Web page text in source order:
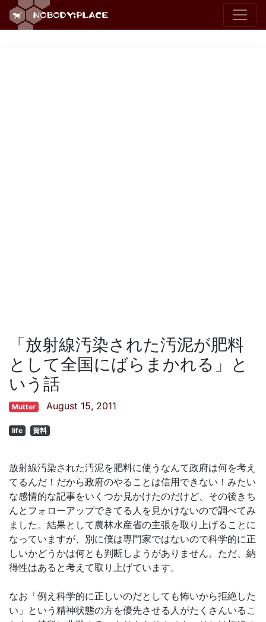
「放射線汚染された汚泥が肥料
として全国にばらまかれる」と
いう話
Mutter August 15, 2011
life 資料
放射線汚染された汚泥を肥料に使うなんて政府は何を考え
てるんだ！だから政府のやることは信用できない！みたい
な感情的な記事をいくつか見かけたのだけど、その後きち
んとフォローアップできてる人を見かけないので調べてみ
ました。結果として農林水産省の主張を取り上げることに
なっていますが、別に僕は専門家ではないので科学的に正
しいかどうかは何とも判断しようがありません。ただ、納
得性はあると考えて取り上げています。
なお「例え科学的に正しいのだとしても怖いから拒絶した
い」という精神状態の方を優先させる人がたくさんいるこ